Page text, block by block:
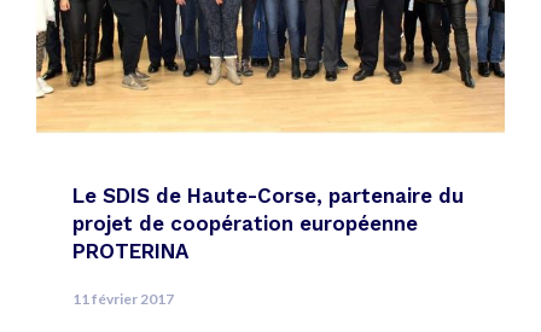
Le SDIS de Haute-Corse, partenaire du
projet de coopération européenne
PROTERINA
11 février 2017